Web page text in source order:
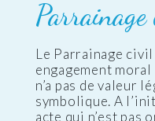
Le Parrainage
engagement
n’a pas de valeur
symbolique. A
acte qui n’est pas